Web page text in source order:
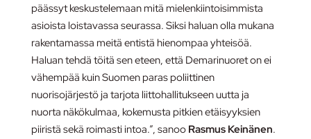
päässyt keskustelemaan mitä mielenkiintoisimmista
asioista loistavassa seurassa. Siksi haluan olla mukana
rakentamassa meitä entistä hienompaa yhteisöä.
Haluan tehdä töitä sen eteen, että Demarinuoret on ei
vähempää kuin Suomen paras poliittinen
nuorisojärjestö ja tarjota liittohallitukseen uutta ja
nuorta näkökulmaa, kokemusta pitkien etäisyyksien
piiristä sekä roimasti intoa.”, sanoo Rasmus Keinänen.